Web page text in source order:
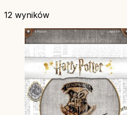
12 wyników